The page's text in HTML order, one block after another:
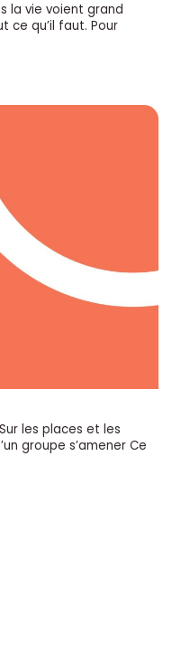
la vie voient grand
ce qu’il faut. Pour
les places et les
groupe s’amener Ce